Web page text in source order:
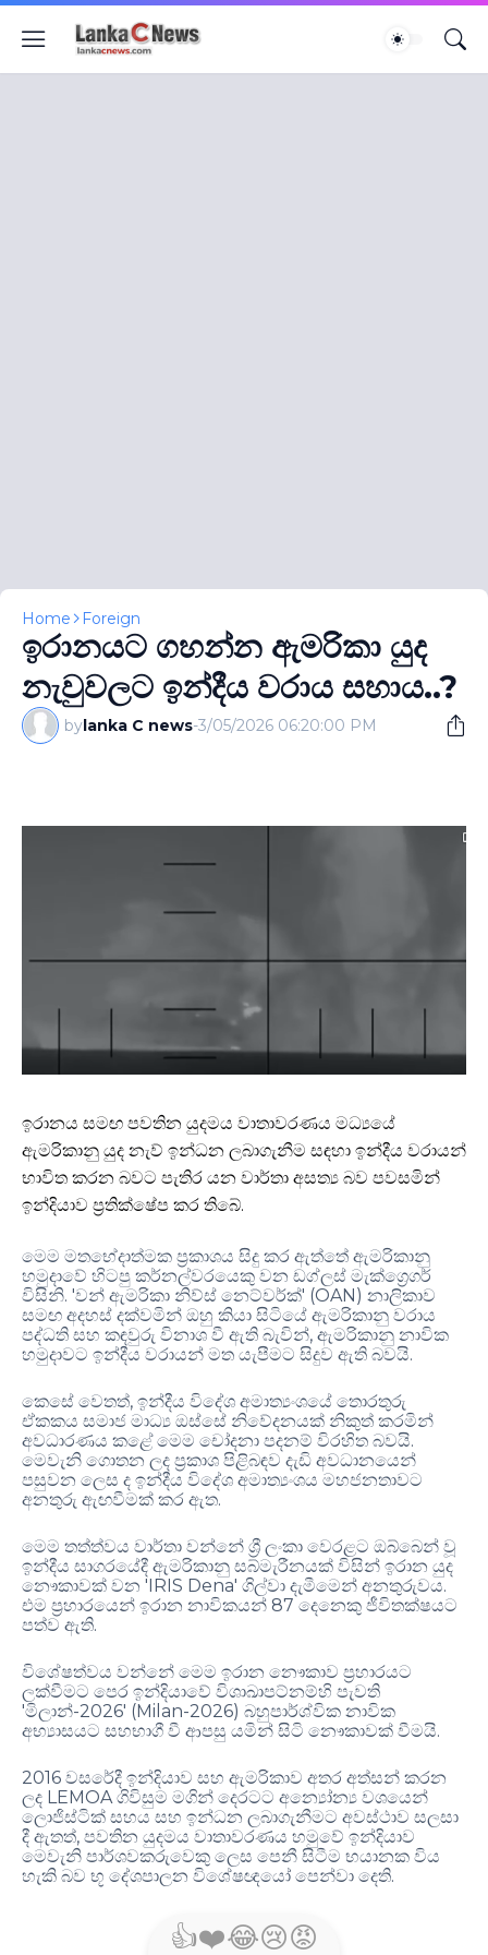
Home Foreign
ඉරානයට ගහන්න ඇමරිකා යුද
නැවුවලට ඉන්දීය වරාය සහාය..?
bylanka C news-3/05/2026 06:20:00 PM
ඉරානය සමඟ පවතින යුදමය වාතාවරණය මධ්‍යයේ
ඇමරිකානු යුද නැව් ඉන්ධන ලබාගැනීම සඳහා ඉන්දීය වරායන්
භාවිත කරන බවට පැතිර යන වාර්තා අසත්‍ය බව පවසමින්
ඉන්දියාව ප්‍රතික්ෂේප කර තිබේ.
මෙම මතභේදාත්මක ප්‍රකාශය සිදු කර ඇත්තේ ඇමරිකානු
හමුදාවේ හිටපු කර්නල්වරයෙකු වන ඩග්ලස් මැක්ග්‍රෙගර්
විසිනි. 'වන් ඇමරිකා නිව්ස් නෙට්වර්ක්' (OAN) නාලිකාව
සමඟ අදහස් දක්වමින් ඔහු කියා සිටියේ ඇමරිකානු වරාය
පද්ධති සහ කඳවුරු විනාශ වී ඇති බැවින්, ඇමරිකානු නාවික
හමුදාවට ඉන්දීය වරායන් මත යැපීමට සිදුව ඇති බවයි.
කෙසේ වෙතත්, ඉන්දීය විදේශ අමාත්‍යංශයේ තොරතුරු
ඒකකය සමාජ මාධ්‍ය ඔස්සේ නිවේදනයක් නිකුත් කරමින්
අවධාරණය කළේ මෙම චෝදනා පදනම් විරහිත බවයි.
මෙවැනි ගොතන ලද ප්‍රකාශ පිළිබඳව දැඩි අවධානයෙන්
පසුවන ලෙස ද ඉන්දීය විදේශ අමාත්‍යංශය මහජනතාවට
අනතුරු ඇඟවීමක් කර ඇත.
මෙම තත්ත්වය වාර්තා වන්නේ ශ්‍රී ලංකා වෙරළට ඔබ්බෙන් වූ
ඉන්දීය සාගරයේදී ඇමරිකානු සබ්මැරීනයක් විසින් ඉරාන යුද
නෞකාවක් වන 'IRIS Dena' ගිල්වා දැමීමෙන් අනතුරුවය.
එම ප්‍රහාරයෙන් ඉරාන නාවිකයන් 87 දෙනෙකු ජීවිතක්ෂයට
පත්ව ඇති.
විශේෂත්වය වන්නේ මෙම ඉරාන නෞකාව ප්‍රහාරයට
ලක්වීමට පෙර ඉන්දියාවේ විශාඛාපට්නම්හි පැවති
'මිලාන්-2026' (Milan-2026) බහුපාර්ශ්වික නාවික
අභ්‍යාසයට සහභාගී වී ආපසු යමින් සිටි නෞකාවක් වීමයි.
2016 වසරේදී ඉන්දියාව සහ ඇමරිකාව අතර අත්සන් කරන
ලද LEMOAගිවිසුම මගින් දෙරටට අන්‍යෝන්‍ය වශයෙන්
ලොජිස්ටික් සහය සහ ඉන්ධන ලබාගැනීමට අවස්ථාව සලසා
දී ඇතත්, පවතින යුදමය වාතාවරණය හමුවේ ඉන්දියාව
මෙවැනි පාර්ශවකරුවෙකු ලෙස පෙනී සිටීම භයානක විය
හැකි බව භූ දේශපාලන විශේෂඥයෝ පෙන්වා දෙති.
👍❤️😂😢😡